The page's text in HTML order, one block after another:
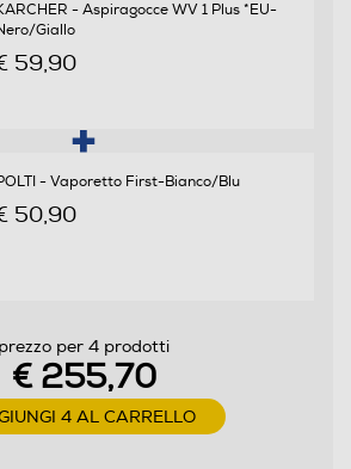
- Aspiragocce WV 1 Plus *EU-
Giallo
59,90
- Vaporetto First-Bianco/Blu
50,90
prezzo per 4 prodotti
€ 255,70
4 AL CARRELLO